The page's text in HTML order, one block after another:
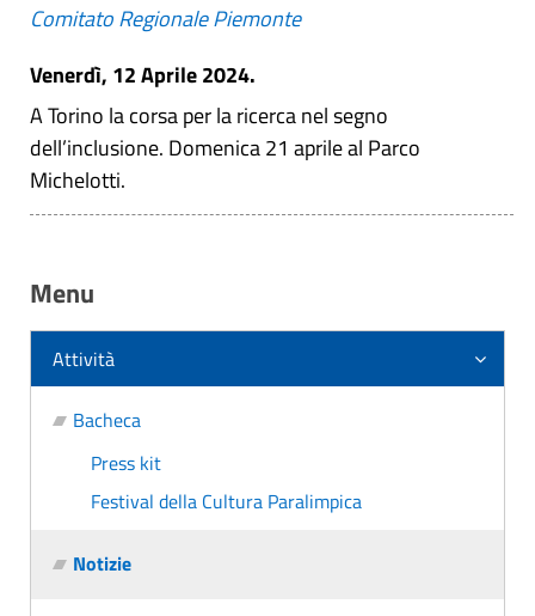
Comitato Regionale Piemonte
Venerdì, 12 Aprile 2024.
A Torino la corsa per la ricerca nel segno
dell’inclusione. Domenica 21 aprile al Parco
Michelotti.
Menu
Attività
Bacheca
Press kit
Festival della Cultura Paralimpica
Notizie